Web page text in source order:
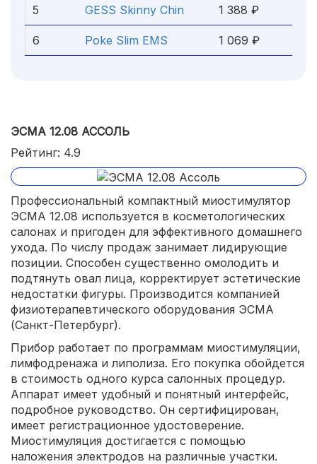
5 GESS Skinny Chin 1 388 ₽
6 Poke Slim EMS 1 069 ₽
ЭСМА 12.08 АССОЛЬ
Рейтинг: 4.9
Профессиональный компактный миостимулятор
ЭСМА 12.08 используется в косметологических
салонах и пригоден для эффективного домашнего
ухода. По числу продаж занимает лидирующие
позиции. Способен существенно омолодить и
подтянуть овал лица, корректирует эстетические
недостатки фигуры. Производится компанией
физиотерапевтического оборудования ЭСМА
(Санкт-Петербург).
Прибор работает по программам миостимуляции,
лимфодренажа и липолиза. Его покупка обойдется
в стоимость одного курса салонных процедур.
Аппарат имеет удобный и понятный интерфейс,
подробное руководство. Он сертифицирован,
имеет регистрационное удостоверение.
Миостимуляция достигается с помощью
наложения электродов на различные участки.